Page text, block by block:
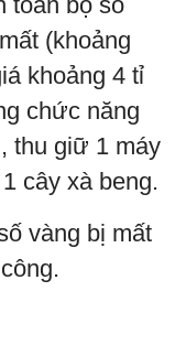
(khoảng
khoảng 4 tỉ
chức năng
thu giữ 1 máy
cây xà beng.
vàng bị mất